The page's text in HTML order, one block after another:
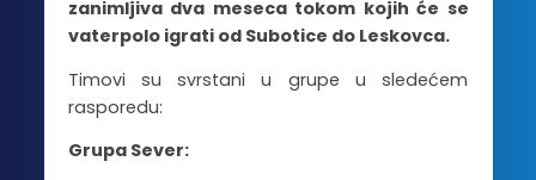
zanimljiva dva meseca tokom kojih će se
vaterpolo igrati od Subotice do Leskovca.
Timovi su svrstani u grupe u sledećem
rasporedu:
Grupa Sever: